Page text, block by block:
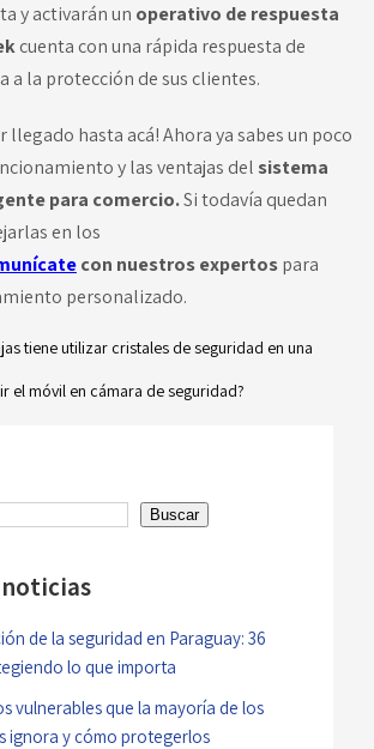
y activarán un operativo de respuesta
cuenta con una rápida respuesta de
a la protección de sus clientes.
llegado hasta acá! Ahora ya sabes un poco
y las ventajas del sistema
para comercio.Si todavía quedan
en los
con nuestros expertospara
personalizado.
tiene utilizar cristales de seguridad en una
el móvil en cámara de seguridad?
Buscar
de la seguridad en Paraguay: 36
lo que importa
vulnerables que la mayoría de los
ignora y cómo protegerlos